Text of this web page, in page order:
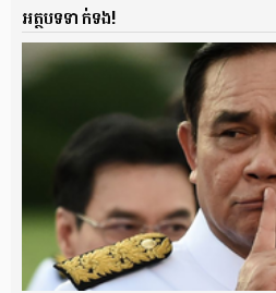
អត្ថបទទាក់ទង!